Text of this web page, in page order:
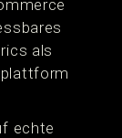
als
echte